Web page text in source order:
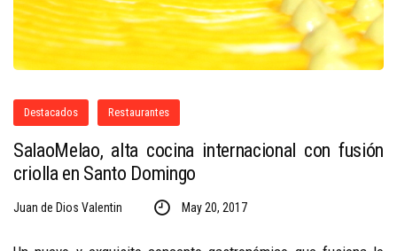
Destacados Restaurantes
SalaoMelao, alta cocina internacional con fusión
criolla en Santo Domingo
Juan de Dios Valentin May 20, 2017